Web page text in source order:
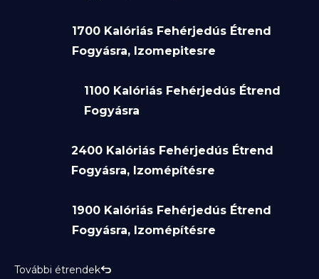
1700 Kalóriás Fehérjedús Étrend
Fogyásra, Izomepitesre
1100 Kalóriás Fehérjedús Étrend
Fogyásra
2400 Kalóriás Fehérjedús Étrend
Fogyásra, Izomépítésre
1900 Kalóriás Fehérjedús Étrend
Fogyásra, Izomépítésre
További étrendek